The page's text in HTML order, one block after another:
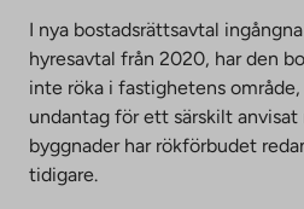
I nya bostadsrättsavtal
hyresavtal från 2020, har den
inte röka i fastighetens
undantag för ett särskilt anvisat
byggnader har rökförbudet
tidigare.